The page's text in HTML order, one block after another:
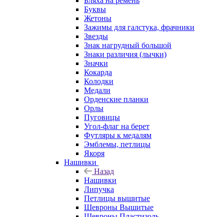
Буквы
Жетоны
Зажимы для галстука, фрачники
Звезды
Знак нагрудный большой
Знаки различия (лычки)
Значки
Кокарда
Колодки
Медали
Орденские планки
Орлы
Пуговицы
Угол-флаг на берет
Футляры к медалям
Эмблемы, петлицы
Якоря
Нашивки
Назад
Нашивки
Липучка
Петлицы вышитые
Шевроны Вышитые